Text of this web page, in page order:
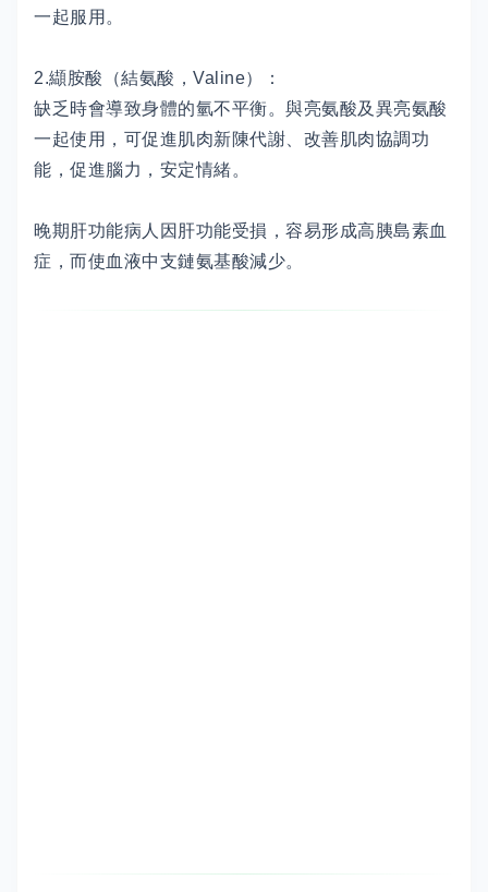
一起服用。
2.纈胺酸（結氨酸，Valine）：
缺乏時會導致身體的氫不平衡。與亮氨酸及異亮氨酸
一起使用，可促進肌肉新陳代謝、改善肌肉協調功
能，促進腦力，安定情緒。
晚期肝功能病人因肝功能受損，容易形成高胰島素血
症，而使血液中支鏈氨基酸減少。